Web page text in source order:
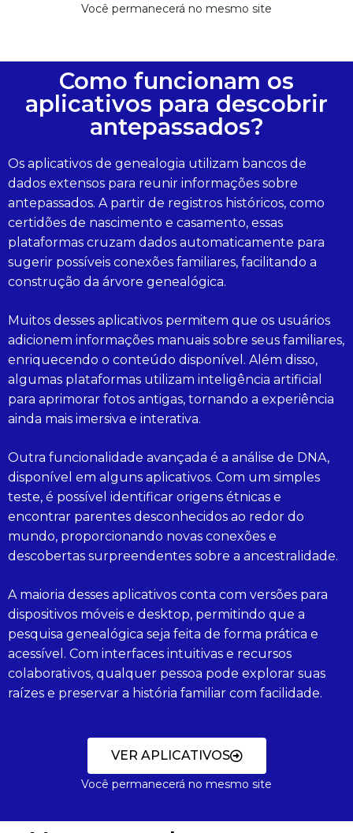
Você permanecerá no mesmo site
Como funcionam os
aplicativos para descobrir
antepassados?
Os aplicativos de genealogia utilizam bancos de
dados extensos para reunir informações sobre
antepassados. A partir de registros históricos, como
certidões de nascimento e casamento, essas
plataformas cruzam dados automaticamente para
sugerir possíveis conexões familiares, facilitando a
construção da árvore genealógica.
Muitos desses aplicativos permitem que os usuários
adicionem informações manuais sobre seus familiares,
enriquecendo o conteúdo disponível. Além disso,
algumas plataformas utilizam inteligência artificial
para aprimorar fotos antigas, tornando a experiência
ainda mais imersiva e interativa.
Outra funcionalidade avançada é a análise de DNA,
disponível em alguns aplicativos. Com um simples
teste, é possível identificar origens étnicas e
encontrar parentes desconhecidos ao redor do
mundo, proporcionando novas conexões e
descobertas surpreendentes sobre a ancestralidade.
A maioria desses aplicativos conta com versões para
dispositivos móveis e desktop, permitindo que a
pesquisa genealógica seja feita de forma prática e
acessível. Com interfaces intuitivas e recursos
colaborativos, qualquer pessoa pode explorar suas
raízes e preservar a história familiar com facilidade.
VER APLICATIVOS
Você permanecerá no mesmo site